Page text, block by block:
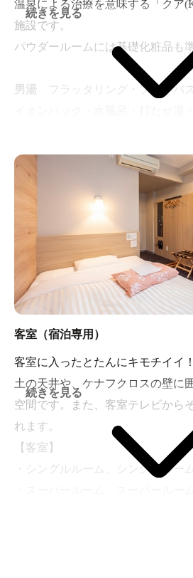
温泉による治療を意味する「クア
施設です。
パウダールームには基礎化粧品も
男湯 フラッタリング・フットバ
ルーム・パウダールーム
女湯
エステバス・水風呂・サウ
ワー・ボディシャワー・浴場・洗
カールーム・パウダールーム
続きを見る
客室（宿泊専用）
客室に入ったとたんにキモチイイ
土の天井や、ケナフクロスの壁に
空間です。また、客室テレビから
れます。
【客室】
・シングルルーム、シングルルー
続きを見る